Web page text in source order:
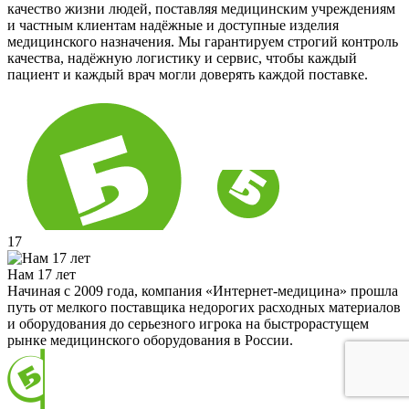
качество жизни людей, поставляя медицинским учреждениям
и частным клиентам надёжные и доступные изделия
медицинского назначения. Мы гарантируем строгий контроль
качества, надёжную логистику и сервис, чтобы каждый
пациент и каждый врач могли доверять каждой поставке.
17
Нам 17 лет
Начиная с 2009 года, компания «Интернет-медицина» прошла
путь от мелкого поставщика недорогих расходных материалов
и оборудования до серьезного игрока на быстрорастущем
рынке медицинского оборудования в России.